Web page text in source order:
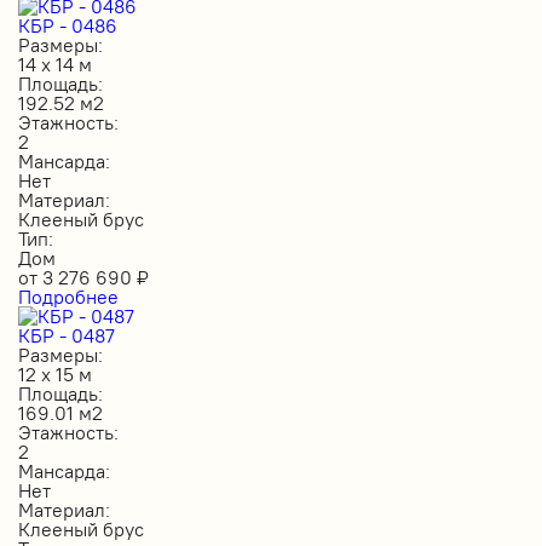
КБР - 0486
Размеры:
14 х 14 м
Площадь:
192.52 м2
Этажность:
2
Мансарда:
Нет
Материал:
Клееный брус
Тип:
Дом
от 3 276 690 ₽
Подробнее
КБР - 0487
Размеры:
12 х 15 м
Площадь:
169.01 м2
Этажность:
2
Мансарда:
Нет
Материал:
Клееный брус